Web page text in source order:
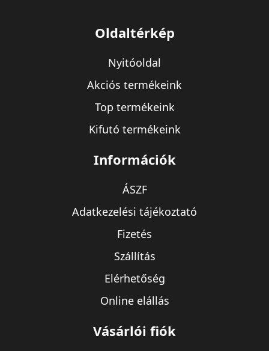
Oldaltérkép
Nyitóoldal
Akciós termékeink
Top termékeink
Kifutó termékeink
Információk
ÁSZF
Adatkezelési tájékoztató
Fizetés
Szállítás
Elérhetőség
Online elállás
Vásárlói fiók